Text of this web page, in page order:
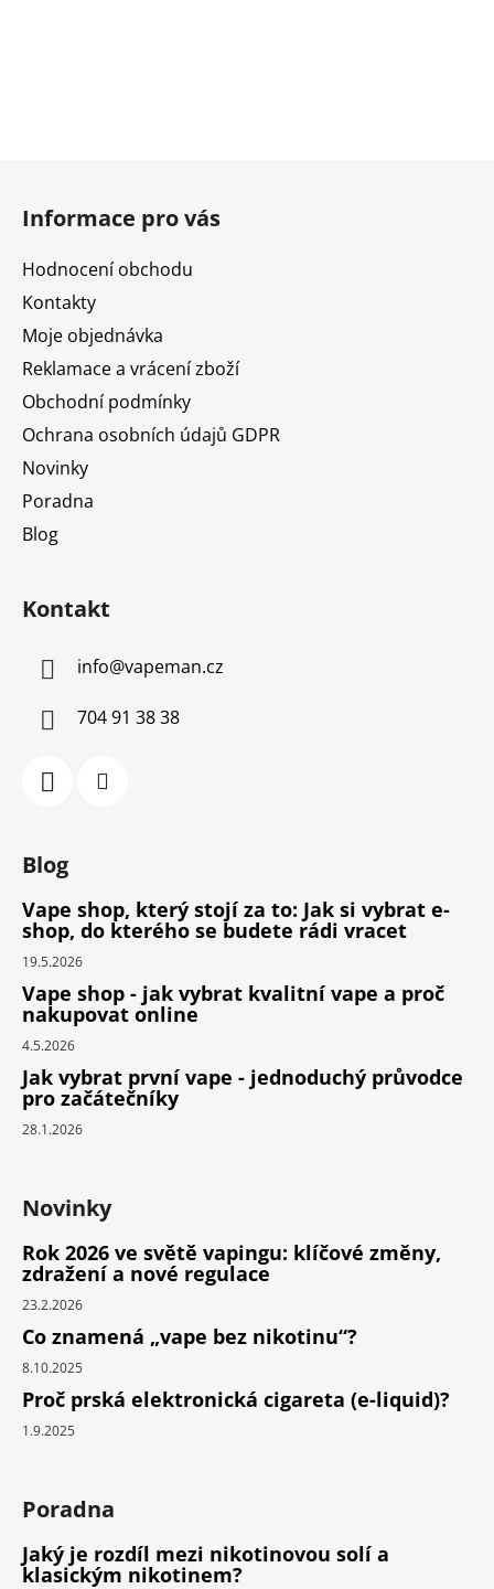
Informace pro vás
Hodnocení obchodu
Kontakty
Moje objednávka
Reklamace a vrácení zboží
Obchodní podmínky
Ochrana osobních údajů GDPR
Novinky
Poradna
Blog
Kontakt
info@vapeman.cz
704 91 38 38
Blog
Vape shop, který stojí za to: Jak si vybrat e-
shop, do kterého se budete rádi vracet
19.5.2026
Vape shop - jak vybrat kvalitní vape a proč
nakupovat online
4.5.2026
Jak vybrat první vape - jednoduchý průvodce
pro začátečníky
28.1.2026
Novinky
Rok 2026 ve světě vapingu: klíčové změny,
zdražení a nové regulace
23.2.2026
Co znamená „vape bez nikotinu“?
8.10.2025
Proč prská elektronická cigareta (e-liquid)?
1.9.2025
Poradna
Jaký je rozdíl mezi nikotinovou solí a
klasickým nikotinem?